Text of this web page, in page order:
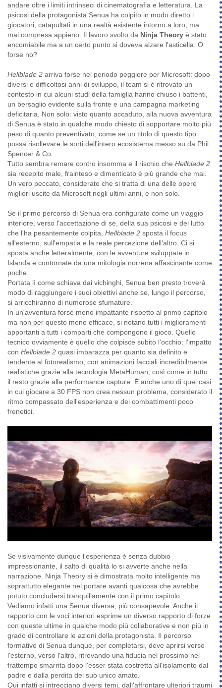
andare oltre i limiti intrinseci di cinematografia e letteratura. La
psicosi della protagonista Senua ha colpito in modo diretto i
giocatori, catapultati in una realtà esistente intorno a loro, ma
mai compresa appieno. Il lavoro svolto da Ninja Theory è stato
encomiabile ma a un certo punto si doveva alzare l'asticella. O
forse no?
Hellblade 2 arriva forse nel periodo peggiore per Microsoft: dopo
diversi e difficoltosi anni di sviluppo, il team si è ritrovato un
contesto in cui alcuni studi della famiglia hanno chiuso i battenti,
un bersaglio evidente sulla fronte e una campagna marketing
deficitaria. Non solo: visto quanto accaduto, alla nuova avventura
di Senua è stato in qualche modo chiesto di sopportare molto più
peso di quanto preventivato, come se un titolo di questo tipo
possa risollevare le sorti dell'intero ecosistema messo su da Phil
Spencer & Co.
Tutto sembra remare contro insomma e il rischio che Hellblade 2
sia recepito male, frainteso e dimenticato è più grande che mai.
Un vero peccato, considerato che si tratta di una delle opere
migliori uscite da Microsoft negli ultimi anni, e non solo.
Se il primo percorso di Senua era configurato come un viaggio
interiore, verso l'accettazione di se, della sua psicosi e del lutto
che l'ha pesantemente colpita, Hellblade 2 sposta il focus
all'esterno, sull'empatia e la reale percezione dell'altro. Ci si
sposta anche letteralmente, con le avventure sviluppate in
Islanda e contornate da una mitologia norrena affascinante come
poche.
Portata lì come schiava dai vichinghi, Senua ben presto troverà
modo di raggiungere i suoi obiettivi anche se, lungo il percorso,
si arricchiranno di numerose sfumature.
In un'avventura forse meno impattante rispetto al primo capitolo
ma non per questo meno efficace, si notano tutti i miglioramenti
apportanti a tutti i comparti che compongono il gioco. Quello
tecnico ovviamente è quello che colpisce subito l'occhio: l'impatto
con Hellblade 2 quasi imbarazza per quanto sia definito e
tendente al fotorealismo, con animazioni facciali incredibilmente
realistiche grazie alla tecnologia MetaHuman , così come in tutto
il resto grazie alla performance capture. È anche uno di quei casi
in cui giocare a 30 FPS non crea nessun problema, considerato il
ritmo compassato dell'esperienza e dei combattimenti poco
frenetici.
Se visivamente dunque l'esperienza è senza dubbio
impressionante, il salto di qualità lo si avverte anche nella
narrazione. Ninja Theory si è dimostrata molto intelligente ma
soprattutto elegante nel portare avanti qualcosa che avrebbe
potuto concludersi tranquillamente con il primo capitolo.
Vediamo infatti una Senua diversa, più consapevole. Anche il
rapporto con le voci interiori esprime un diverso rapporto di forze
con queste ultime in qualche modo più collaborative e non più in
grado di controllare le azioni della protagonista. Il percorso
formativo di Senua dunque, per completarsi, deve aprirsi verso
l'esterno, verso l'altro, ritrovando una fiducia nel prossimo nel
frattempo smarrita dopo l'esser stata costretta all'isolamento dal
padre e dalla perdita del suo unico amato.
Qui infatti si intrecciano diversi temi, dall'affrontare ulteriori traumi